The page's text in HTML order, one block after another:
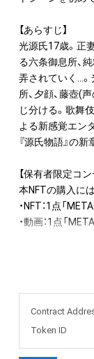
【あらすじ】
光源氏17歳。正
る六条御息所、
弄されていく…。
所、夕顔、藤壺(
じ分ける。歌舞
よる新感覚エン
『源氏物語』の新
【保有者限定コン
本NFTの購入に
・NFT：1点「
・動画：1点「
本NFTの一次購
書かれた購入シ
・サイン入り場
者以降は作品の
・サイン入り場
Contract
Token ID